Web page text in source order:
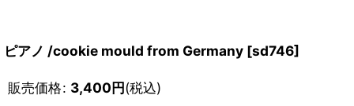
ピアノ /cookie mould from Germany [sd746]
販売価格: 3,400円(税込)